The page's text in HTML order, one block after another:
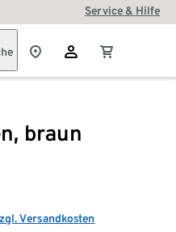
Service & Hilfe
braun
Versandkosten